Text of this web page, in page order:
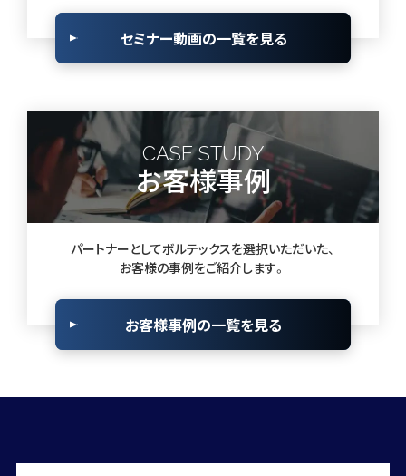
セミナー動画の一覧を見る
CASE STUDY
お客様事例
パートナーとしてボルテックスを選択いただいた、
お客様の事例をご紹介します。
お客様事例の一覧を見る